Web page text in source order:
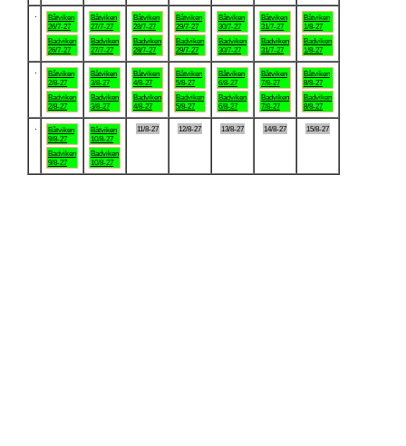
Båtviken
26/7-27
Badviken
26/7-27
Båtviken
27/7-27
Badviken
27/7-27
Båtviken
28/7-27
Badviken
28/7-27
Båtviken
29/7-27
Badviken
29/7-27
Båtviken
30/7-27
Badviken
30/7-27
Båtviken
31/7-27
Badviken
31/7-27
Båtviken
1/8-27
Badviken
1/8-27
Båtviken
2/8-27
Badviken
2/8-27
Båtviken
3/8-27
Badviken
3/8-27
Båtviken
4/8-27
Badviken
4/8-27
Båtviken
5/8-27
Badviken
5/8-27
Båtviken
6/8-27
Badviken
6/8-27
Båtviken
7/8-27
Badviken
7/8-27
Båtviken
8/8-27
Badviken
8/8-27
Båtviken
9/8-27
Badviken
9/8-27
Båtviken
10/8-27
Badviken
10/8-27
11/8-27 12/8-27 13/8-27 14/8-27 15/8-27